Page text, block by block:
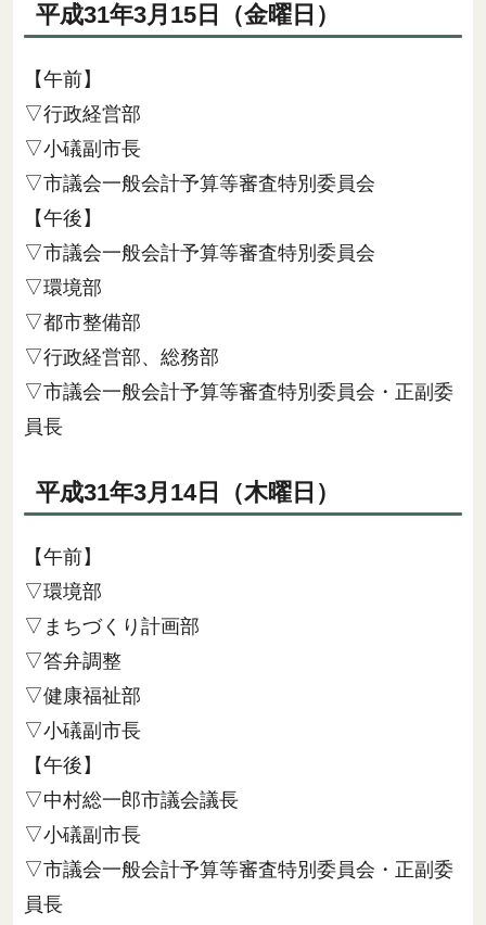
平成31年3月15日（金曜日）
【午前】
▽行政経営部
▽小礒副市長
▽市議会一般会計予算等審査特別委員会
【午後】
▽市議会一般会計予算等審査特別委員会
▽環境部
▽都市整備部
▽行政経営部、総務部
▽市議会一般会計予算等審査特別委員会・正副委
員長
平成31年3月14日（木曜日）
【午前】
▽環境部
▽まちづくり計画部
▽答弁調整
▽健康福祉部
▽小礒副市長
【午後】
▽中村総一郎市議会議長
▽小礒副市長
▽市議会一般会計予算等審査特別委員会・正副委
員長